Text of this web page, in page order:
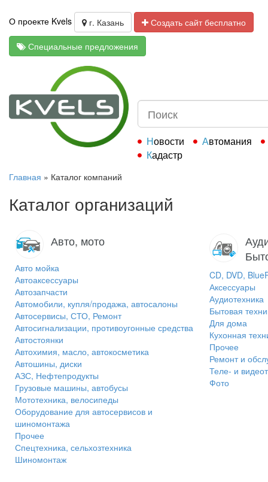
О проекте Kvels г. Казань
Создать сайт бесплатно
Специальные предложения
Новости
Автомания
Кадастр
Главная » Каталог компаний
Каталог организаций
Авто, мото
Авто мойка
Автоаксессуары
Автозапчасти
Автомобили, купля/продажа, автосалоны
Автосервисы, СТО, Ремонт
Автосигнализации, противоугонные средства
Автостоянки
Автохимия, масло, автокосметика
Автошины, диски
АЗС, Нефтепродукты
Грузовые машины, автобусы
Мототехника, велосипеды
Оборудование для автосервисов и
шиномонтажа
Прочее
Спецтехника, сельхозтехника
Шиномонтаж
CD, DVD,
Аксессуары
Аудиотехника
Бытовая
Для дома
Кухонная
Прочее
Ремонт и
Теле- и
Фото